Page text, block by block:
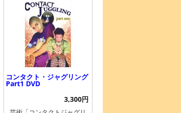
コンタクト・ジャグリング
Part1 DVD
3,300円